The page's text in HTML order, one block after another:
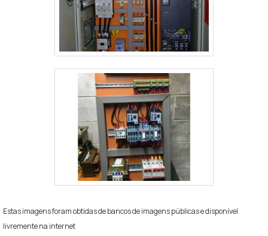
Estas imagens foram obtidas de bancos de imagens públicas e disponível
livremente na internet